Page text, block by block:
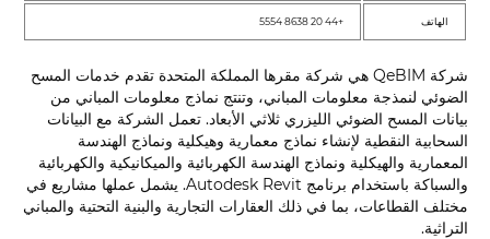
الهاتف +44 20 8638 5554
شركة QeBIM هي شركة مقرها المملكة المتحدة تقدم خدمات المسح
الضوئي لنمذجة معلومات المباني، وتنتج نماذج معلومات المباني من
بيانات المسح الضوئي الليزري ثلاثي الأبعاد. تعمل الشركة مع البيانات
السحابية النقطية لإنشاء نماذج معمارية وهيكلية ونماذج الهندسة
المعمارية والهيكلية ونماذج الهندسة الكهربائية والميكانيكية والكهربائية
والسباكة باستخدام برنامج Autodesk Revit. يشمل عملها مشاريع في
مختلف القطاعات، بما في ذلك العقارات التجارية والبنية التحتية والمباني
التراثية.